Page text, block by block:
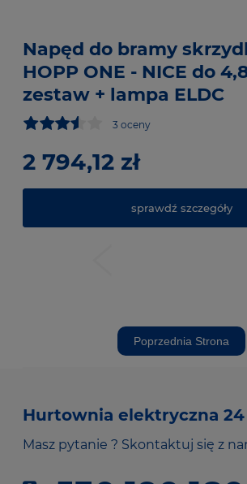
3 oceny
2 794,12 zł
sprawdź szczegóły
Poprzednia Strona
Hurtownia elektryczna 24
Masz pytanie ? Skontaktuj się z